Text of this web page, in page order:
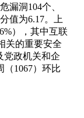
漏洞104个、
值为6.17。上
），其中互联
关的重要安全
党政机关和企
（1067）环比